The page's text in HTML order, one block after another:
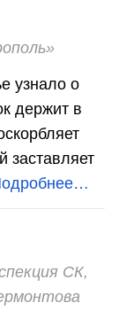
узнало о
держит в
заставляет
СК,